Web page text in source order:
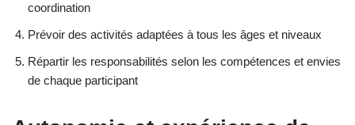
coordination
Prévoir des activités adaptées à tous les âges et niveaux
Répartir les responsabilités selon les compétences et envies
de chaque participant